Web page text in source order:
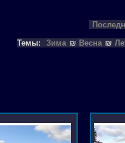
Темы:
Зима ₪ Весна ₪